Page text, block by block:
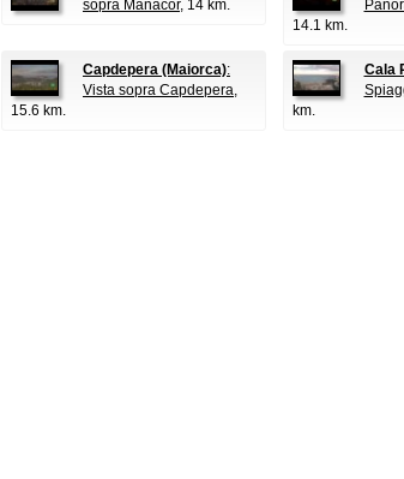
sopra Manacor, 14 km.
14.1 km.
Capdepera (Maiorca):
Vista sopra Capdepera,
15.6 km.
Cala
km.